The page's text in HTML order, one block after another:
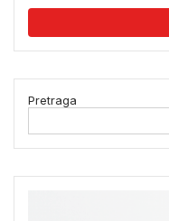
Pretraga